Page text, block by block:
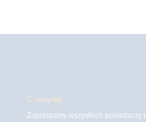
O witrynie
Zapraszamy wszystkich posiadaczy